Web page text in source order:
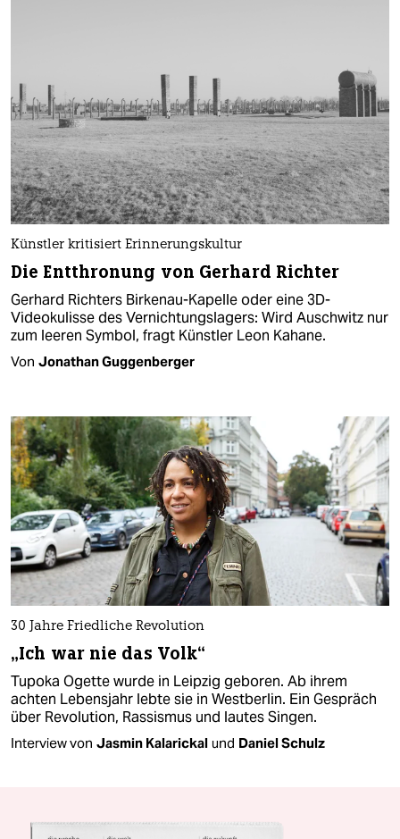
Künstler kritisiert Erinnerungskultur
Die Entthronung von Gerhard Richter
Gerhard Richters Birkenau-Kapelle oder eine 3D-
Videokulisse des Vernichtungslagers: Wird Auschwitz nur
zum leeren Symbol, fragt Künstler Leon Kahane.
Von Jonathan Guggenberger
30 Jahre Friedliche Revolution
„Ich war nie das Volk“
Tupoka Ogette wurde in Leipzig geboren. Ab ihrem
achten Lebensjahr lebte sie in Westberlin. Ein Gespräch
über Revolution, Rassismus und lautes Singen.
Interview von Jasmin Kalarickal und Daniel Schulz